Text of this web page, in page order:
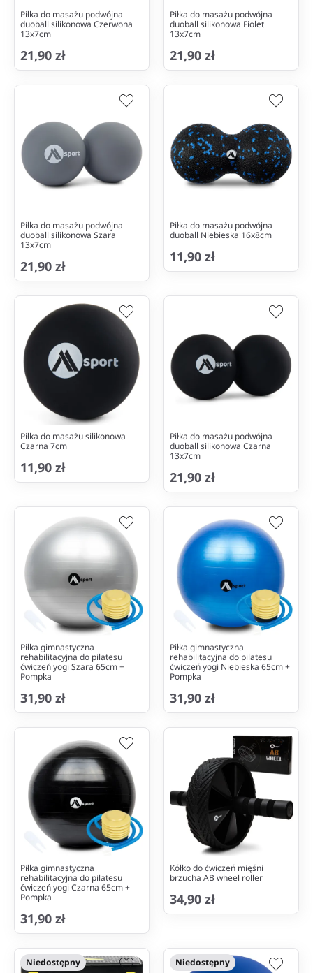
Piłka do masażu podwójna
duoball silikonowa Czerwona
13x7cm
21,90 zł
Piłka do masażu podwójna
duoball silikonowa Fiolet
13x7cm
21,90 zł
Piłka do masażu podwójna
duoball silikonowa Szara
13x7cm
21,90 zł
Piłka do masażu podwójna
duoball Niebieska 16x8cm
11,90 zł
Piłka do masażu silikonowa
Czarna 7cm
11,90 zł
Piłka do masażu podwójna
duoball silikonowa Czarna
13x7cm
21,90 zł
Piłka gimnastyczna
rehabilitacyjna do pilatesu
ćwiczeń yogi Szara 65cm +
Pompka
31,90 zł
Piłka gimnastyczna
rehabilitacyjna do pilatesu
ćwiczeń yogi Niebieska 65cm +
Pompka
31,90 zł
Piłka gimnastyczna
rehabilitacyjna do pilatesu
ćwiczeń yogi Czarna 65cm +
Pompka
31,90 zł
Kółko do ćwiczeń mięśni
brzucha AB wheel roller
34,90 zł
Niedostępny Niedostępny